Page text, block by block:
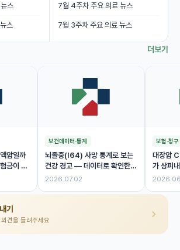
스
스
7월 4주차 주요 의료 뉴스
7월 3주차 주요 의료 뉴스
더보기
암일까
금이 달
보건데이터·통계
뇌졸중(I64) 사망 통계로 보는
건강 경고 — 데이터로 확인한
위험 신호
2026.07.02
보험·청
대장암
가 상피
제 보험
기
견을 들려주세요